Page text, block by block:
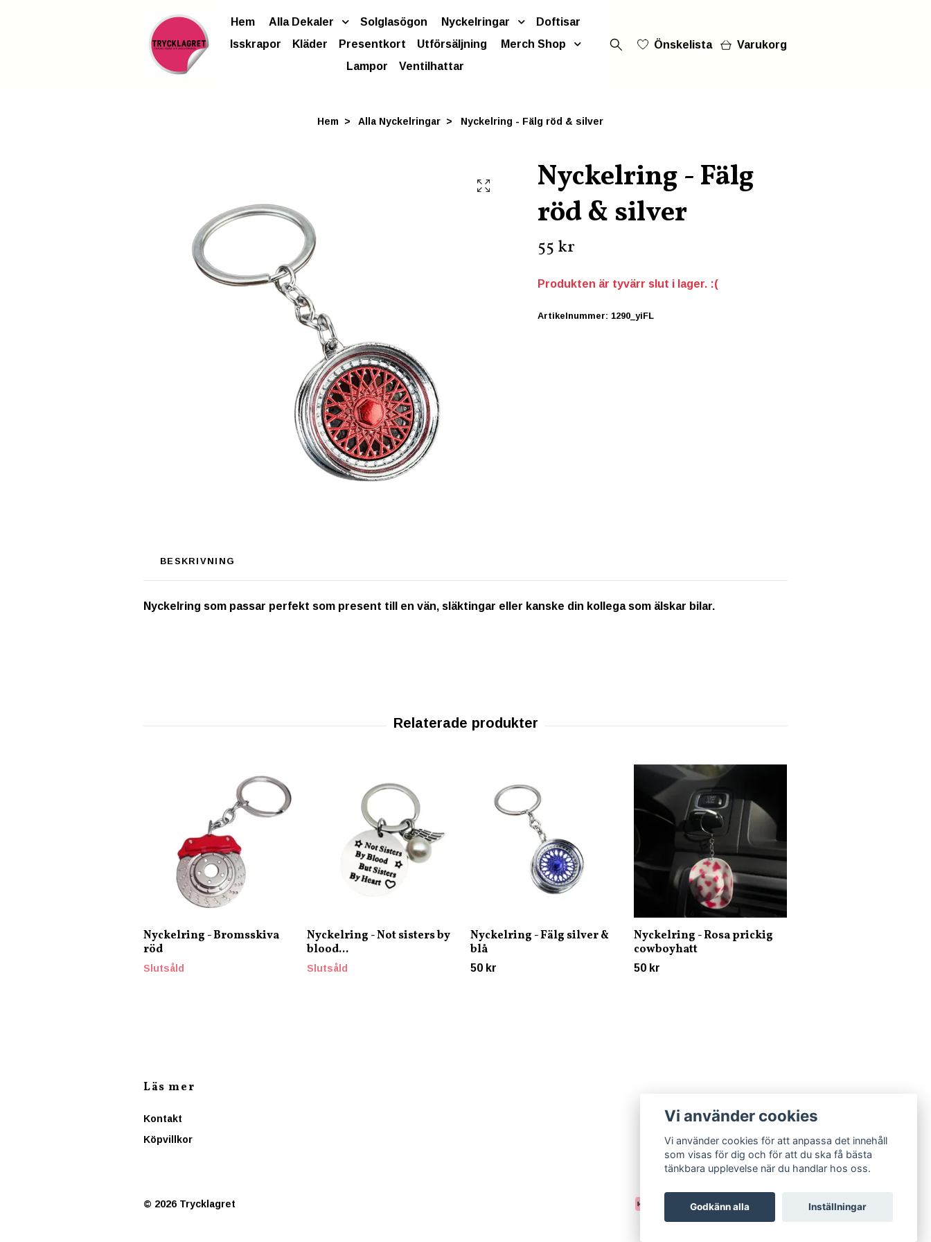
Hem Alla Dekaler Solglasögon Nyckelringar
Doftisar
Isskrapor
Kläder Presentkort Utförsäljning
Merch Shop
Lampor
Ventilhattar
Önskelista Varukorg
Hem Alla Nyckelringar Nyckelring - Fälg röd & silver
Nyckelring - Fälg
röd & silver
55 kr
Produkten är tyvärr slut i lager. :(
Artikelnummer: 1290_yiFL
BESKRIVNING
Nyckelring som passar perfekt som present till en vän, släktingar eller kanske din kollega som älskar bilar.
Nyckelring - Bromsskiva
röd
Slutsåld
Nyckelring - Not sisters by
blood...
Slutsåld
Nyckelring - Fälg silver &
blå
50 kr
Nyckelring - Rosa prickig
cowboyhatt
50 kr
Läs mer
Kontakt
Köpvillkor
© 2026 Trycklagret
Vi använder cookies
Vi använder cookies för att anpassa det innehåll
som visas för dig och för att du ska få bästa
tänkbara upplevelse när du handlar hos oss.
Godkänn alla Inställningar